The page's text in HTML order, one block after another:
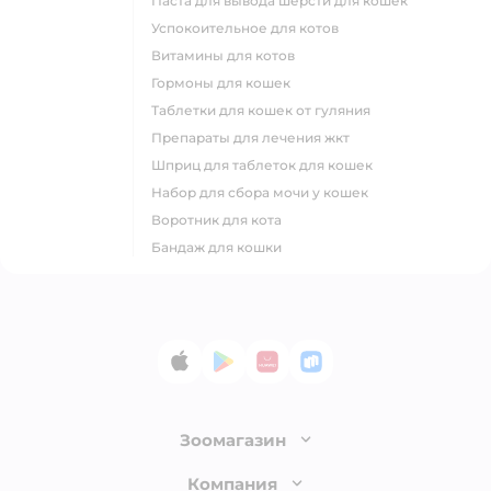
успокоительное для котов
витамины для котов
гормоны для кошек
таблетки для кошек от гуляния
препараты для лечения жкт
шприц для таблеток для кошек
набор для сбора мочи у кошек
воротник для кота
бандаж для кошки
App StoreGoogle Play
AppGallery
RuStore
Зоомагазин
Лицензия
Компания